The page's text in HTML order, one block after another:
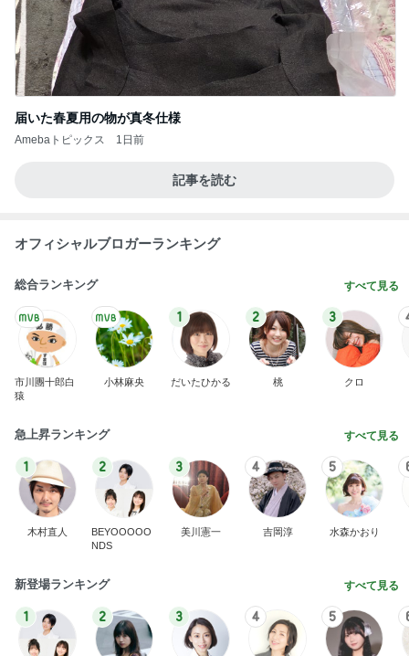
届いた春夏用の物が真冬仕様
Amebaトピックス 1日前
記事を読む
オフィシャルブロガーランキング
総合ランキング すべて見る
市川團十郎白
猿
小林麻央
1
だいたひかる
2
桃
3
クロ
急上昇ランキング すべて見る
1
木村直人
2
BEYOOOOO
NDS
3
美川憲一
4
吉岡淳
5
水森かおり
新登場ランキング すべて見る
1 2 3 4 5